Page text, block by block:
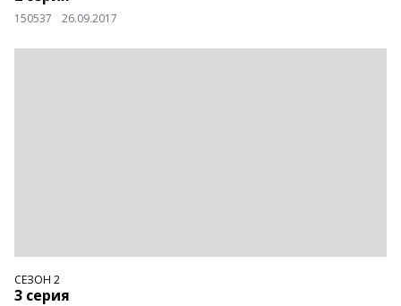
150537 26.09.2017
СЕЗОН 2
3 серия